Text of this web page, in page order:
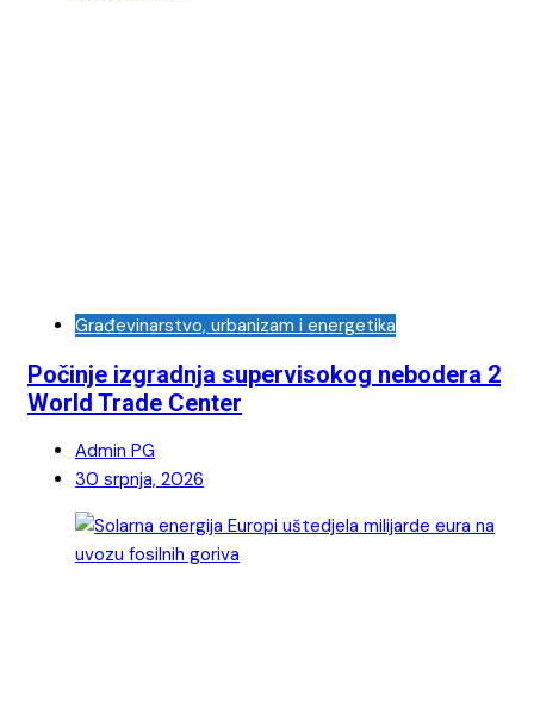
Građevinarstvo, urbanizam i energetika
Počinje izgradnja supervisokog nebodera 2
World Trade Center
Admin PG
30 srpnja, 2026